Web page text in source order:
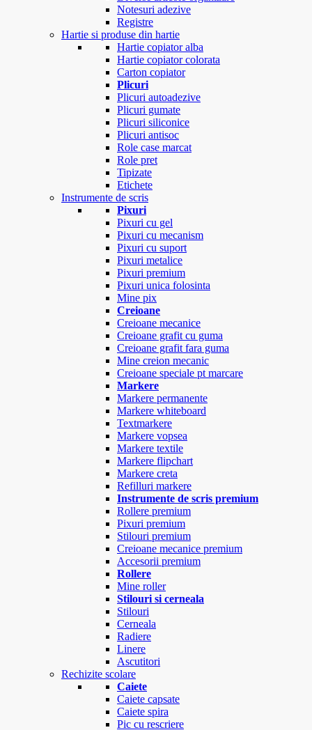
Notesuri adezive
Registre
Hartie si produse din hartie
Hartie copiator alba
Hartie copiator colorata
Carton copiator
Plicuri
Plicuri autoadezive
Plicuri gumate
Plicuri siliconice
Plicuri antisoc
Role case marcat
Role pret
Tipizate
Etichete
Instrumente de scris
Pixuri
Pixuri cu gel
Pixuri cu mecanism
Pixuri cu suport
Pixuri metalice
Pixuri premium
Pixuri unica folosinta
Mine pix
Creioane
Creioane mecanice
Creioane grafit cu guma
Creioane grafit fara guma
Mine creion mecanic
Creioane speciale pt marcare
Markere
Markere permanente
Markere whiteboard
Textmarkere
Markere vopsea
Markere textile
Markere flipchart
Markere creta
Refilluri markere
Instrumente de scris premium
Rollere premium
Pixuri premium
Stilouri premium
Creioane mecanice premium
Accesorii premium
Rollere
Mine roller
Stilouri si cerneala
Stilouri
Cerneala
Radiere
Linere
Ascutitori
Rechizite scolare
Caiete
Caiete capsate
Caiete spira
Pic cu rescriere